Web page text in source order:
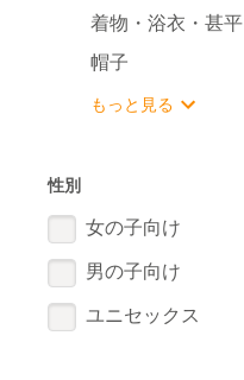
着物・浴衣・甚平
帽子
もっと見る
性別
女の子向け
男の子向け
ユニセックス